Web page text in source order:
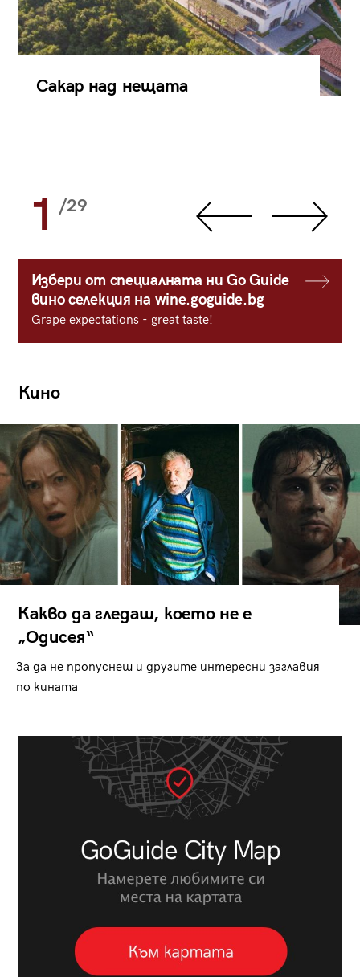
Сакар над нещата
1 /29
Избери от специалната ни Go Guide
вино селекция на wine.goguide.bg
Grape expectations - great taste!
Кино
Какво да гледаш, което не е
„Одисея“
За да не пропуснеш и другите интересни заглавия
по кината